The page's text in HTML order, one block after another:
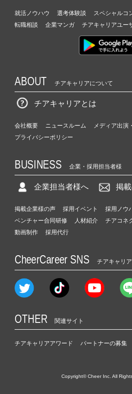
就活ノウハウ 選考体験談 スペシャルコ
転職相談
企業マンガ チアキャリアユー
ABOUT チアキャリアについて
チアキャリアとは
会社概要 ニュースルーム
メディア出演
プライバシーポリシー
BUSINESS 企業・採用担当者様
企業担当者様へ 掲
掲載企業様の声 採用イベント 採用ノウ
ベンチャー合同研修
人材紹介 チアコネ
動画制作
採用代行
CheerCareer SNS チアキャリ
OTHER 関連サイト
チアキャリアアワード パートナーの募集
Copyright© Cheer Inc. All